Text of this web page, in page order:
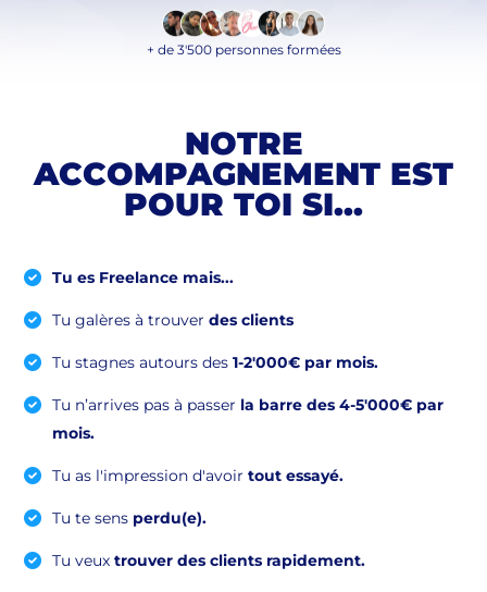
+ de 3'500 personnes formées
NOTRE
ACCOMPAGNEMENT EST
POUR TOI SI...
Tu es Freelance mais...
Tu galères à trouver des clients
Tu stagnes autours des 1-2'000€ par mois.
Tu n’arrives pas à passer la barre des 4-5'000€ par
mois.
Tu as l'impression d'avoir tout essayé.
Tu te sens perdu(e).
Tu veux trouver des clients rapidement.